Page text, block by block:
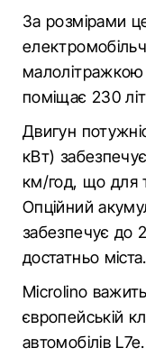
За розмірами
поміщає 230
Двигун
кВт)
км/год, що для
Опційний
забезпечує до
достатньо міста.
Microlino
європейській
автомобілів